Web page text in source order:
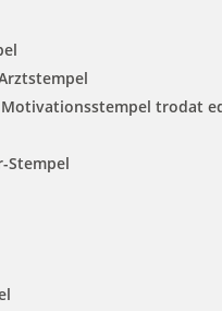
Motivationsstempel trodat
Stempel
BEZAHLT 24 x 4 mm